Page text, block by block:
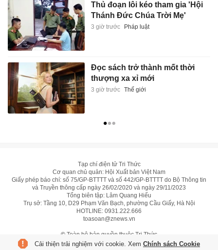
Thủ đoạn lôi kéo tham gia 'Hội
Thánh Đức Chúa Trời Mẹ'
3 giờ trước Pháp luật
Đọc sách trở thành mốt thời
thượng xa xỉ mới
3 giờ trước Thế giới
Tạp chí điện tử Tri Thức
Cơ quan chủ quản: Hội Xuất bản Việt Nam
Giấy phép báo chí: số 75/GP-BTTTT và số 442/GP-BTTTT do Bộ Thông tin
và Truyền thông cấp ngày 26/02/2020 và ngày 29/11/2023
Tổng biên tập: Lâm Quang Hiếu
Trụ sở: Tầng 10, D29 Phạm Văn Bạch, phường Cầu Giấy, Hà Nội
HOTLINE: 0931.222.666
toasoan@znews.vn
© Toàn bộ bản quyền thuộc Tri Thức
Cải thiện trải nghiệm với cookie. Xem Chính sách Cookie